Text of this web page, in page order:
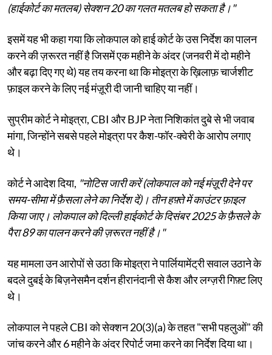
(हाईकोर्ट का मतलब) सेक्शन 20 का गलत मतलब हो सकता है।"
इसमें यह भी कहा गया कि लोकपाल को हाई कोर्ट के उस निर्देश का पालन
करने की ज़रूरत नहीं है जिसमें एक महीने के अंदर (जनवरी में दो महीने
और बढ़ा दिए गए थे) यह तय करना था कि मोइत्रा के ख़िलाफ़ चार्जशीट
फ़ाइल करने के लिए नई मंज़ूरी दी जानी चाहिए या नहीं।
सुप्रीम कोर्ट ने मोइत्रा, CBI और BJP नेता निशिकांत दुबे से भी जवाब
मांगा, जिन्होंने सबसे पहले मोइत्रा पर कैश-फॉर-क्वेरी के आरोप लगाए
थे।
कोर्ट ने आदेश दिया, "नोटिस जारी करें (लोकपाल को नई मंज़ूरी देने पर
समय-सीमा में फ़ैसला लेने का निर्देश दें)। तीन हफ़्ते में काउंटर फ़ाइल
किया जाए। लोकपाल को दिल्ली हाईकोर्ट के दिसंबर 2025 के फ़ैसले के
पैरा 89 का पालन करने की ज़रूरत नहीं है।"
यह मामला उन आरोपों से उठा कि मोइत्रा ने पार्लियामेंट्री सवाल उठाने के
बदले दुबई के बिज़नेसमैन दर्शन हीरानंदानी से कैश और लग्ज़री गिफ़्ट लिए
थे।
लोकपाल ने पहले CBI को सेक्शन 20(3)(a) के तहत "सभी पहलुओं" की
जांच करने और 6 महीने के अंदर रिपोर्ट जमा करने का निर्देश दिया था।